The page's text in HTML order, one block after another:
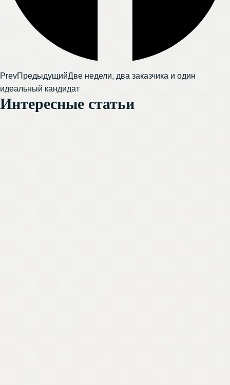
PrevПредыдущийДве недели, два заказчика и один
идеальный кандидат
Интересные статьи